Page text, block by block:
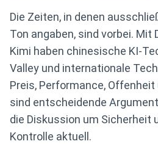
Die Zeiten, in denen
Ton angaben, sind vorbei. Mit
Kimi haben chinesische KI-
Valley und internationale
Preis, Performance,
sind entscheidende
die Diskussion um Sicherheit
Kontrolle aktuell.